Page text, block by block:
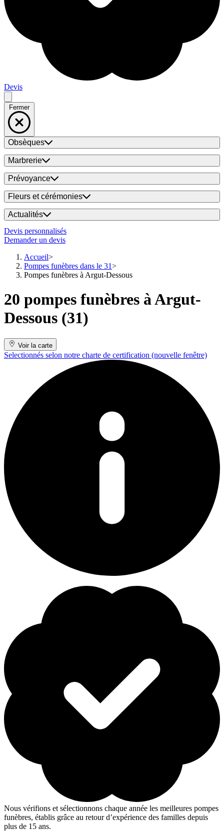
Devis
Fermer
Obsèques
Marbrerie
Prévoyance
Fleurs et cérémonies
Actualités
Devis personnalisés
Demander un devis
Accueil
Pompes funèbres dans le 31
Pompes funèbres à Argut-Dessous
20 pompes funèbres à Argut-
Dessous (31)
Voir la carte
Selectionnés selon notre charte de certification (nouvelle fenêtre)
Nous vérifions et sélectionnons chaque année les meilleures pompes
funèbres, établis grâce au retour d’expérience des familles depuis
plus de 15 ans.